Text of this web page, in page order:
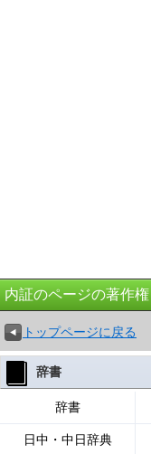
内証のページの著作権
トップページに戻る
辞書
辞書
日中・中日辞典